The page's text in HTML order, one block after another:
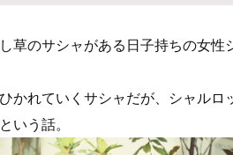
草のサシャがある日子持ちの女性
かれていくサシャだが、シャルロ
いう話。